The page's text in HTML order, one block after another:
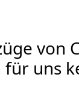
von
für uns